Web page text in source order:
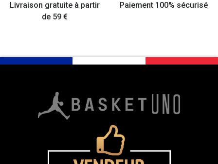
Livraison gratuite à partir
de 59 €
Paiement 100% sécurisé